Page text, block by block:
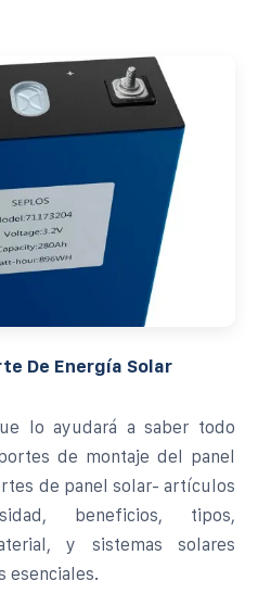
De Energía Solar
lo ayudará a saber todo
de montaje del panel
de panel solar- artículos
beneficios, tipos,
y sistemas solares
esenciales.